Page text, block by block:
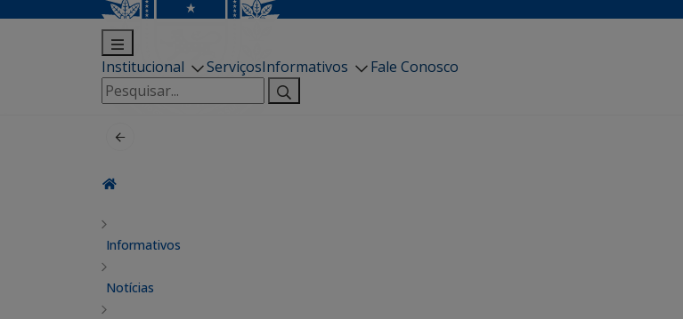
Institucional ServiçosInformativos
Fale Conosco
Pesquisar
por:
Informativos
Notícias